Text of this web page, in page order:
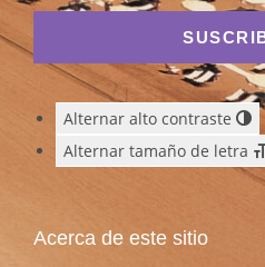
Alternar alto contraste
Alternar tamaño de letra
Acerca de este sitio